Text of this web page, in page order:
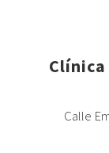
Calle